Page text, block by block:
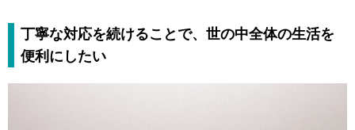
丁寧な対応を続けることで、世の中全体の生活を
便利にしたい